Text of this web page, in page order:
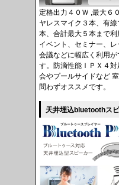
定格出力４０Ｗ ,最大６
ヤレスマイク３本、有線
本、合計最大５本まで利
イベント、セミナー、レ
会議などに幅広く利用が
す。防滴性能ＩＰＸ４対
会やプールサイドなど
問わずオススメです。
天井埋込bluetoothス